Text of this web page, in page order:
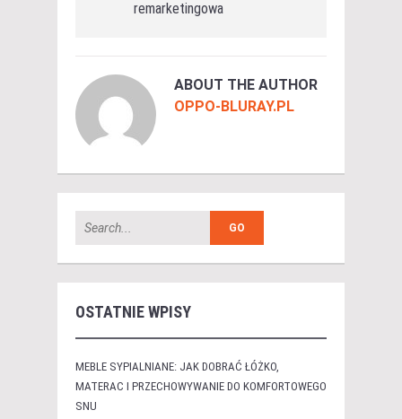
remarketingowa
ABOUT THE AUTHOR
OPPO-BLURAY.PL
OSTATNIE WPISY
MEBLE SYPIALNIANE: JAK DOBRAĆ ŁÓŻKO,
MATERAC I PRZECHOWYWANIE DO KOMFORTOWEGO
SNU